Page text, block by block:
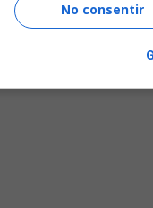
No consentir